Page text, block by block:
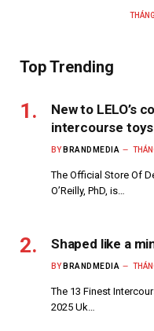
Top Trending
New to LELO’s
intercourse toys
BY BRANDMEDIA
The Official Store Of
O’Reilly, PhD, is…
Shaped like a
BY BRANDMEDIA
The 13 Finest
2025 Uk…